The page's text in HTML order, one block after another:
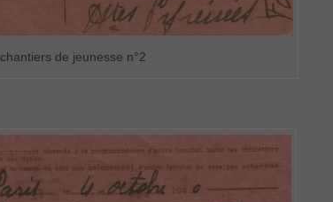
chantiers de jeunesse n°2